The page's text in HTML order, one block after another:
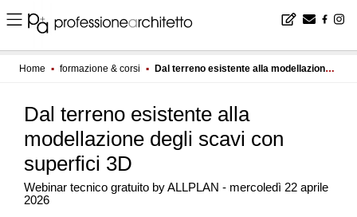
Home ▪ formazione & corsi ▪ Dal terreno esistente alla modellazione degli scavi con superfici 3D
Dal terreno esistente alla
modellazione degli scavi con
superfici 3D
Webinar tecnico gratuito by ALLPLAN - mercoledì 22 aprile
2026